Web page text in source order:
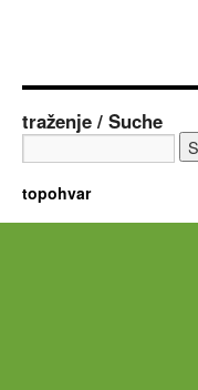
traženje / Suche
topohvar